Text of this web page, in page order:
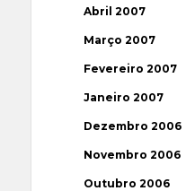
Abril 2007
Março 2007
Fevereiro 2007
Janeiro 2007
Dezembro 2006
Novembro 2006
Outubro 2006